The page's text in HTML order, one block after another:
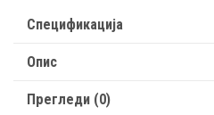
quantity
Спецификација
Опис
Прегледи (0)